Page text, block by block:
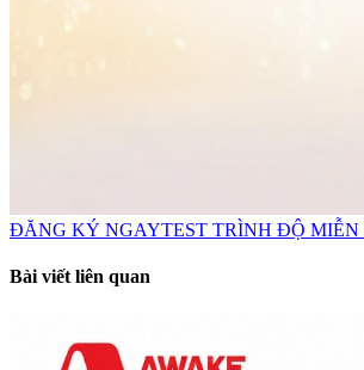
ĐĂNG KÝ NGAYTEST TRÌNH ĐỘ MIỄN
Bài viết liên quan